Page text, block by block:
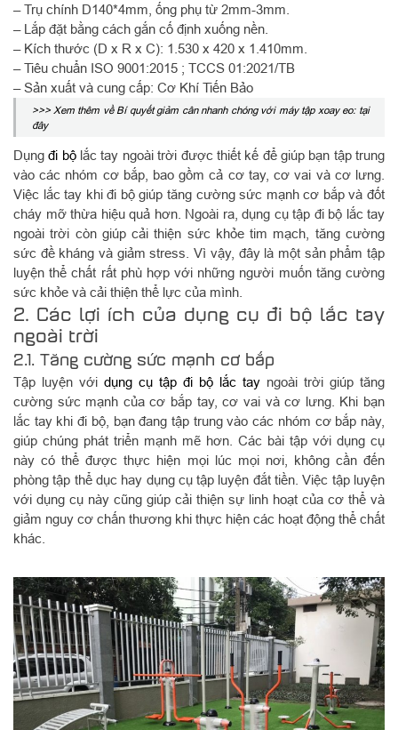
– Trụ chính D140*4mm, ống phụ từ 2mm-3mm.
– Lắp đặt bằng cách gắn cố định xuống nền.
– Kích thước (D x R x C): 1.530 x 420 x 1.410mm.
– Tiêu chuẩn ISO 9001:2015 ; TCCS 01:2021/TB
– Sản xuất và cung cấp: Cơ Khí Tiến Bảo
>>> Xem thêm về Bí quyết giảm cân nhanh chóng với máy tập xoay eo: tại
đây
Dụngđi bộlắc tay ngoài trời được thiết kế để giúp bạn tập trung
vào các nhóm cơ bắp, bao gồm cả cơ tay, cơ vai và cơ lưng.
Việc lắc tay khi đi bộ giúp tăng cường sức mạnh cơ bắp và đốt
cháy mỡ thừa hiệu quả hơn. Ngoài ra, dụng cụ tập đi bộ lắc tay
ngoài trời còn giúp cải thiện sức khỏe tim mạch, tăng cường
sức đề kháng và giảm stress. Vì vậy, đây là một sản phẩm tập
luyện thể chất rất phù hợp với những người muốn tăng cường
sức khỏe và cải thiện thể lực của mình.
2. Các lợi ích của dụng cụ đi bộ lắc tay
ngoài trời
2.1. Tăng cường sức mạnh cơ bắp
Tập luyện với dụng cụ tập đi bộ lắc tay ngoài trời giúp tăng
cường sức mạnh của cơ bắp tay, cơ vai và cơ lưng. Khi bạn
lắc tay khi đi bộ, bạn đang tập trung vào các nhóm cơ bắp này,
giúp chúng phát triển mạnh mẽ hơn. Các bài tập với dụng cụ
này có thể được thực hiện mọi lúc mọi nơi, không cần đến
phòng tập thể dục hay dụng cụ tập luyện đắt tiền. Việc tập luyện
với dụng cụ này cũng giúp cải thiện sự linh hoạt của cơ thể và
giảm nguy cơ chấn thương khi thực hiện các hoạt động thể chất
khác.